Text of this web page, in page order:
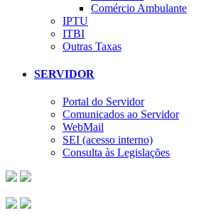
Comércio Ambulante
IPTU
ITBI
Outras Taxas
SERVIDOR
Portal do Servidor
Comunicados ao Servidor
WebMail
SEI (acesso interno)
Consulta às Legislações